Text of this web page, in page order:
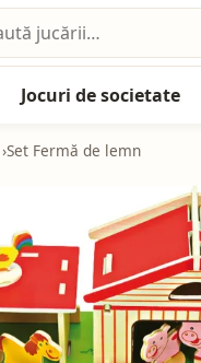
Jocuri de societate
Set Fermă de lemn